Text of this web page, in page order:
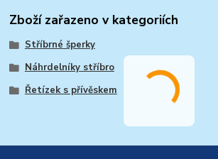
Zboží zařazeno v kategoriích
Stříbrné šperky
Náhrdelníky stříbro
Řetízek s přívěskem